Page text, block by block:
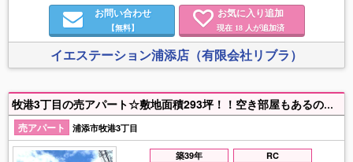
お問い合わせ
【無料】
お気に入り追加
現在 18人が追加済
イエステーション浦添店（有限会社リブラ）
牧港3丁目の売アパート☆敷地面積293坪！！空き部屋もあるので内覧もできます！お気軽にお問い合わせください♪
売アパート
浦添市牧港3丁目
築39年 RC